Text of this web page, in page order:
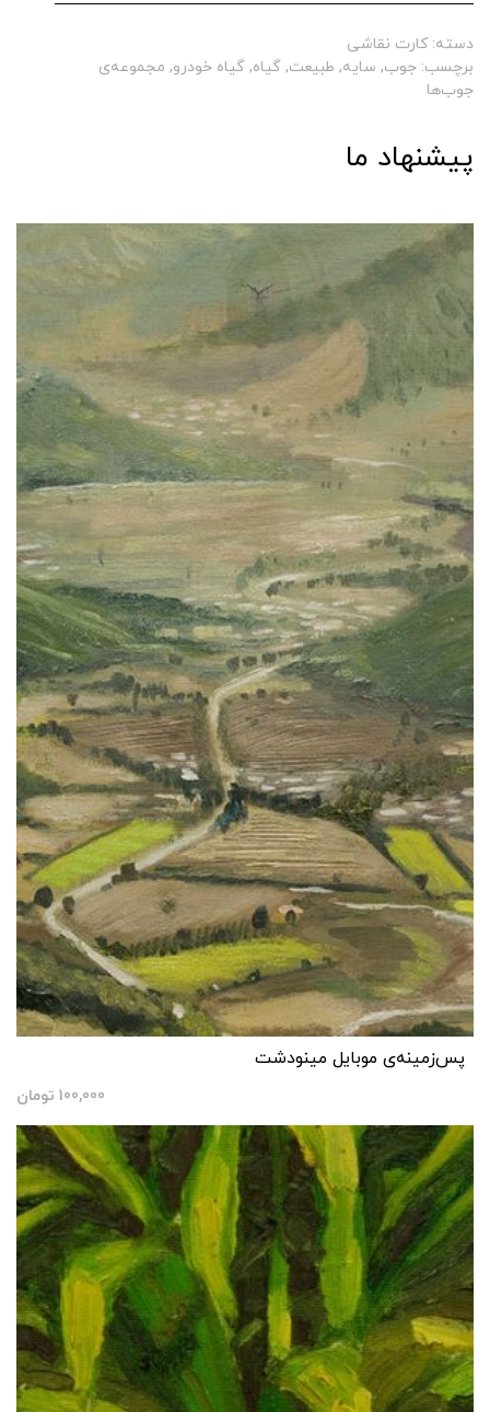
دسته:کارت نقاشی
برچسب: جوب, سایه, طبیعت, گیاه, گیاه خودرو, مجموعه‌ی
جوب‌ها
پیشنهاد ما
پس‌زمینه‌ی موبایل مینودشت
100,000 تومان